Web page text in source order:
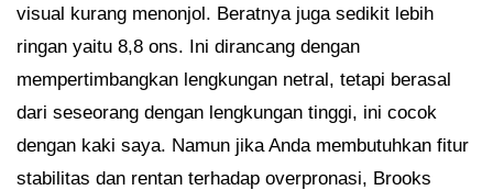
visual kurang menonjol. Beratnya juga sedikit lebih
ringan yaitu 8,8 ons. Ini dirancang dengan
mempertimbangkan lengkungan netral, tetapi berasal
dari seseorang dengan lengkungan tinggi, ini cocok
dengan kaki saya. Namun jika Anda membutuhkan fitur
stabilitas dan rentan terhadap overpronasi, Brooks